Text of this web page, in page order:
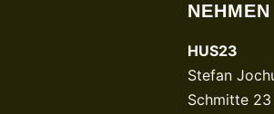
HUS23
Stefan
Schmitte